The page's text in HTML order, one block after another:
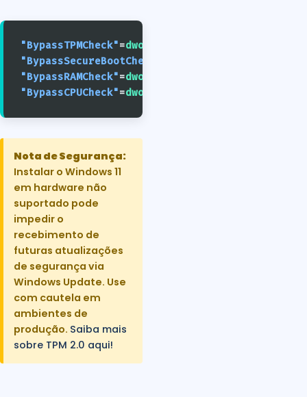
"BypassTPMCheck"=dword:00000001
"BypassSecureBootCheck"
"BypassRAMCheck"=dword:00000001
"BypassCPUCheck"=dword:00000001
Nota de Segurança:
Instalar o Windows 11
em hardware não
suportado pode
impedir o
recebimento de
futuras atualizações
de segurança via
Windows Update. Use
com cautela em
ambientes de
produção. Saiba mais
sobre TPM 2.0 aqui!